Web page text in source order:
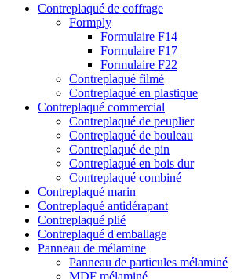
Contreplaqué de coffrage
Formply
Formulaire F14
Formulaire F17
Formulaire F22
Contreplaqué filmé
Contreplaqué en plastique
Contreplaqué commercial
Contreplaqué de peuplier
Contreplaqué de bouleau
Contreplaqué de pin
Contreplaqué en bois dur
Contreplaqué combiné
Contreplaqué marin
Contreplaqué antidérapant
Contreplaqué plié
Contreplaqué d'emballage
Panneau de mélamine
Panneau de particules mélaminé
MDF mélaminé